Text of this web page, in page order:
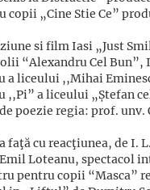
copii „Cine Stie Ce”
si film Iasi „Just
“Alexandru Cel Bun”,
a liceului ,,Mihai
a liceului „Ștefan
poezie regia: prof. unv.
faţă cu reacţiunea, de I.
Loteanu, spectacol
pentru copii “Masca”